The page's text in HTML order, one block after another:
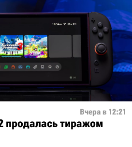
Вчера в 12:21
продалась тиражом